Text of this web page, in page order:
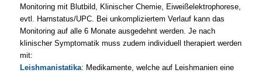
Monitoring mit Blutbild, Klinischer Chemie, Eiweißelektrophorese,
evtl. Harnstatus/UPC. Bei unkompliziertem Verlauf kann das
Monitoring auf alle 6 Monate ausgedehnt werden. Je nach
klinischer Symptomatik muss zudem individuell therapiert werden
mit:
Leishmanistatika: Medikamente, welche auf Leishmanien eine